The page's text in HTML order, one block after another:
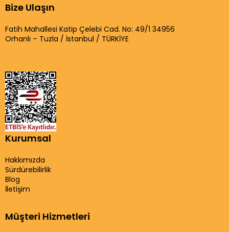
Bize Ulaşın
Fatih Mahallesi Katip Çelebi Cad. No: 49/1 34956
Orhanlı – Tuzla / İstanbul / TÜRKİYE
Kurumsal
Hakkımızda
Sürdürebilirlik
Blog
İletişim
Müşteri Hizmetleri